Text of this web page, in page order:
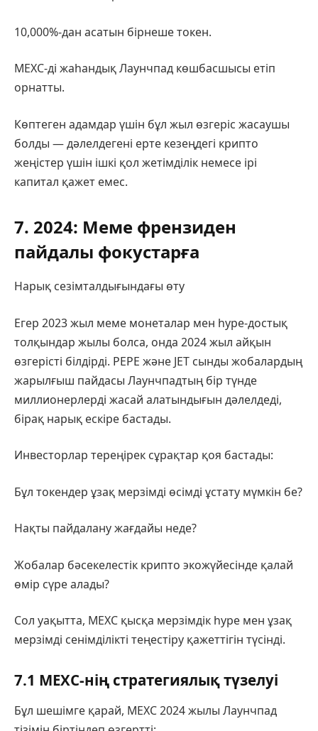
10,000%-дан асатын бірнеше токен.
MEXC-ді жаһандық Лаунчпад көшбасшысы етіп
орнатты.
Көптеген адамдар үшін бұл жыл өзгеріс жасаушы
болды — дәлелдегені ерте кезеңдегі крипто
жеңістер үшін ішкі қол жетімділік немесе ірі
капитал қажет емес.
7. 2024: Меме френзиден
пайдалы фокустарға
Нарық сезімталдығындағы өту
Егер 2023 жыл меме монеталар мен hype-достық
толқындар жылы болса, онда 2024 жыл айқын
өзгерісті білдірді. PEPE және JET сынды жобалардың
жарылғыш пайдасы Лаунчпадтың бір түнде
миллионерлерді жасай алатындығын дәлелдеді,
бірақ нарық ескіре бастады.
Инвесторлар тереңірек сұрақтар қоя бастады:
Бұл токендер ұзақ мерзімді өсімді ұстату мүмкін бе?
Нақты пайдалану жағдайы неде?
Жобалар бәсекелестік крипто экожүйесінде қалай
өмір сүре алады?
Сол уақытта, MEXC қысқа мерзімдік hype мен ұзақ
мерзімді сенімділікті теңестіру қажеттігін түсінді.
7.1 MEXC-нің стратегиялық түзелуі
Бұл шешімге қарай, MEXC 2024 жылы Лаунчпад